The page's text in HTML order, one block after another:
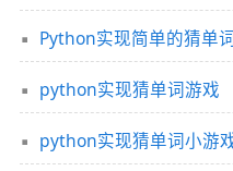
Python实现简单的猜单
python实现猜单词游戏
python实现猜单词小游